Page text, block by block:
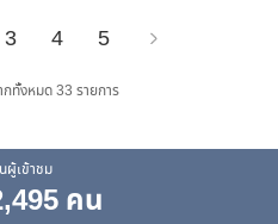
3 4 5
กทั้งหมด 33 รายการ
ผู้เข้าชม
คน